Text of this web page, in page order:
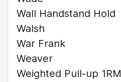
Wall Handstand Hold
Walsh
War Frank
Weaver
Weighted Pull-up 1RM